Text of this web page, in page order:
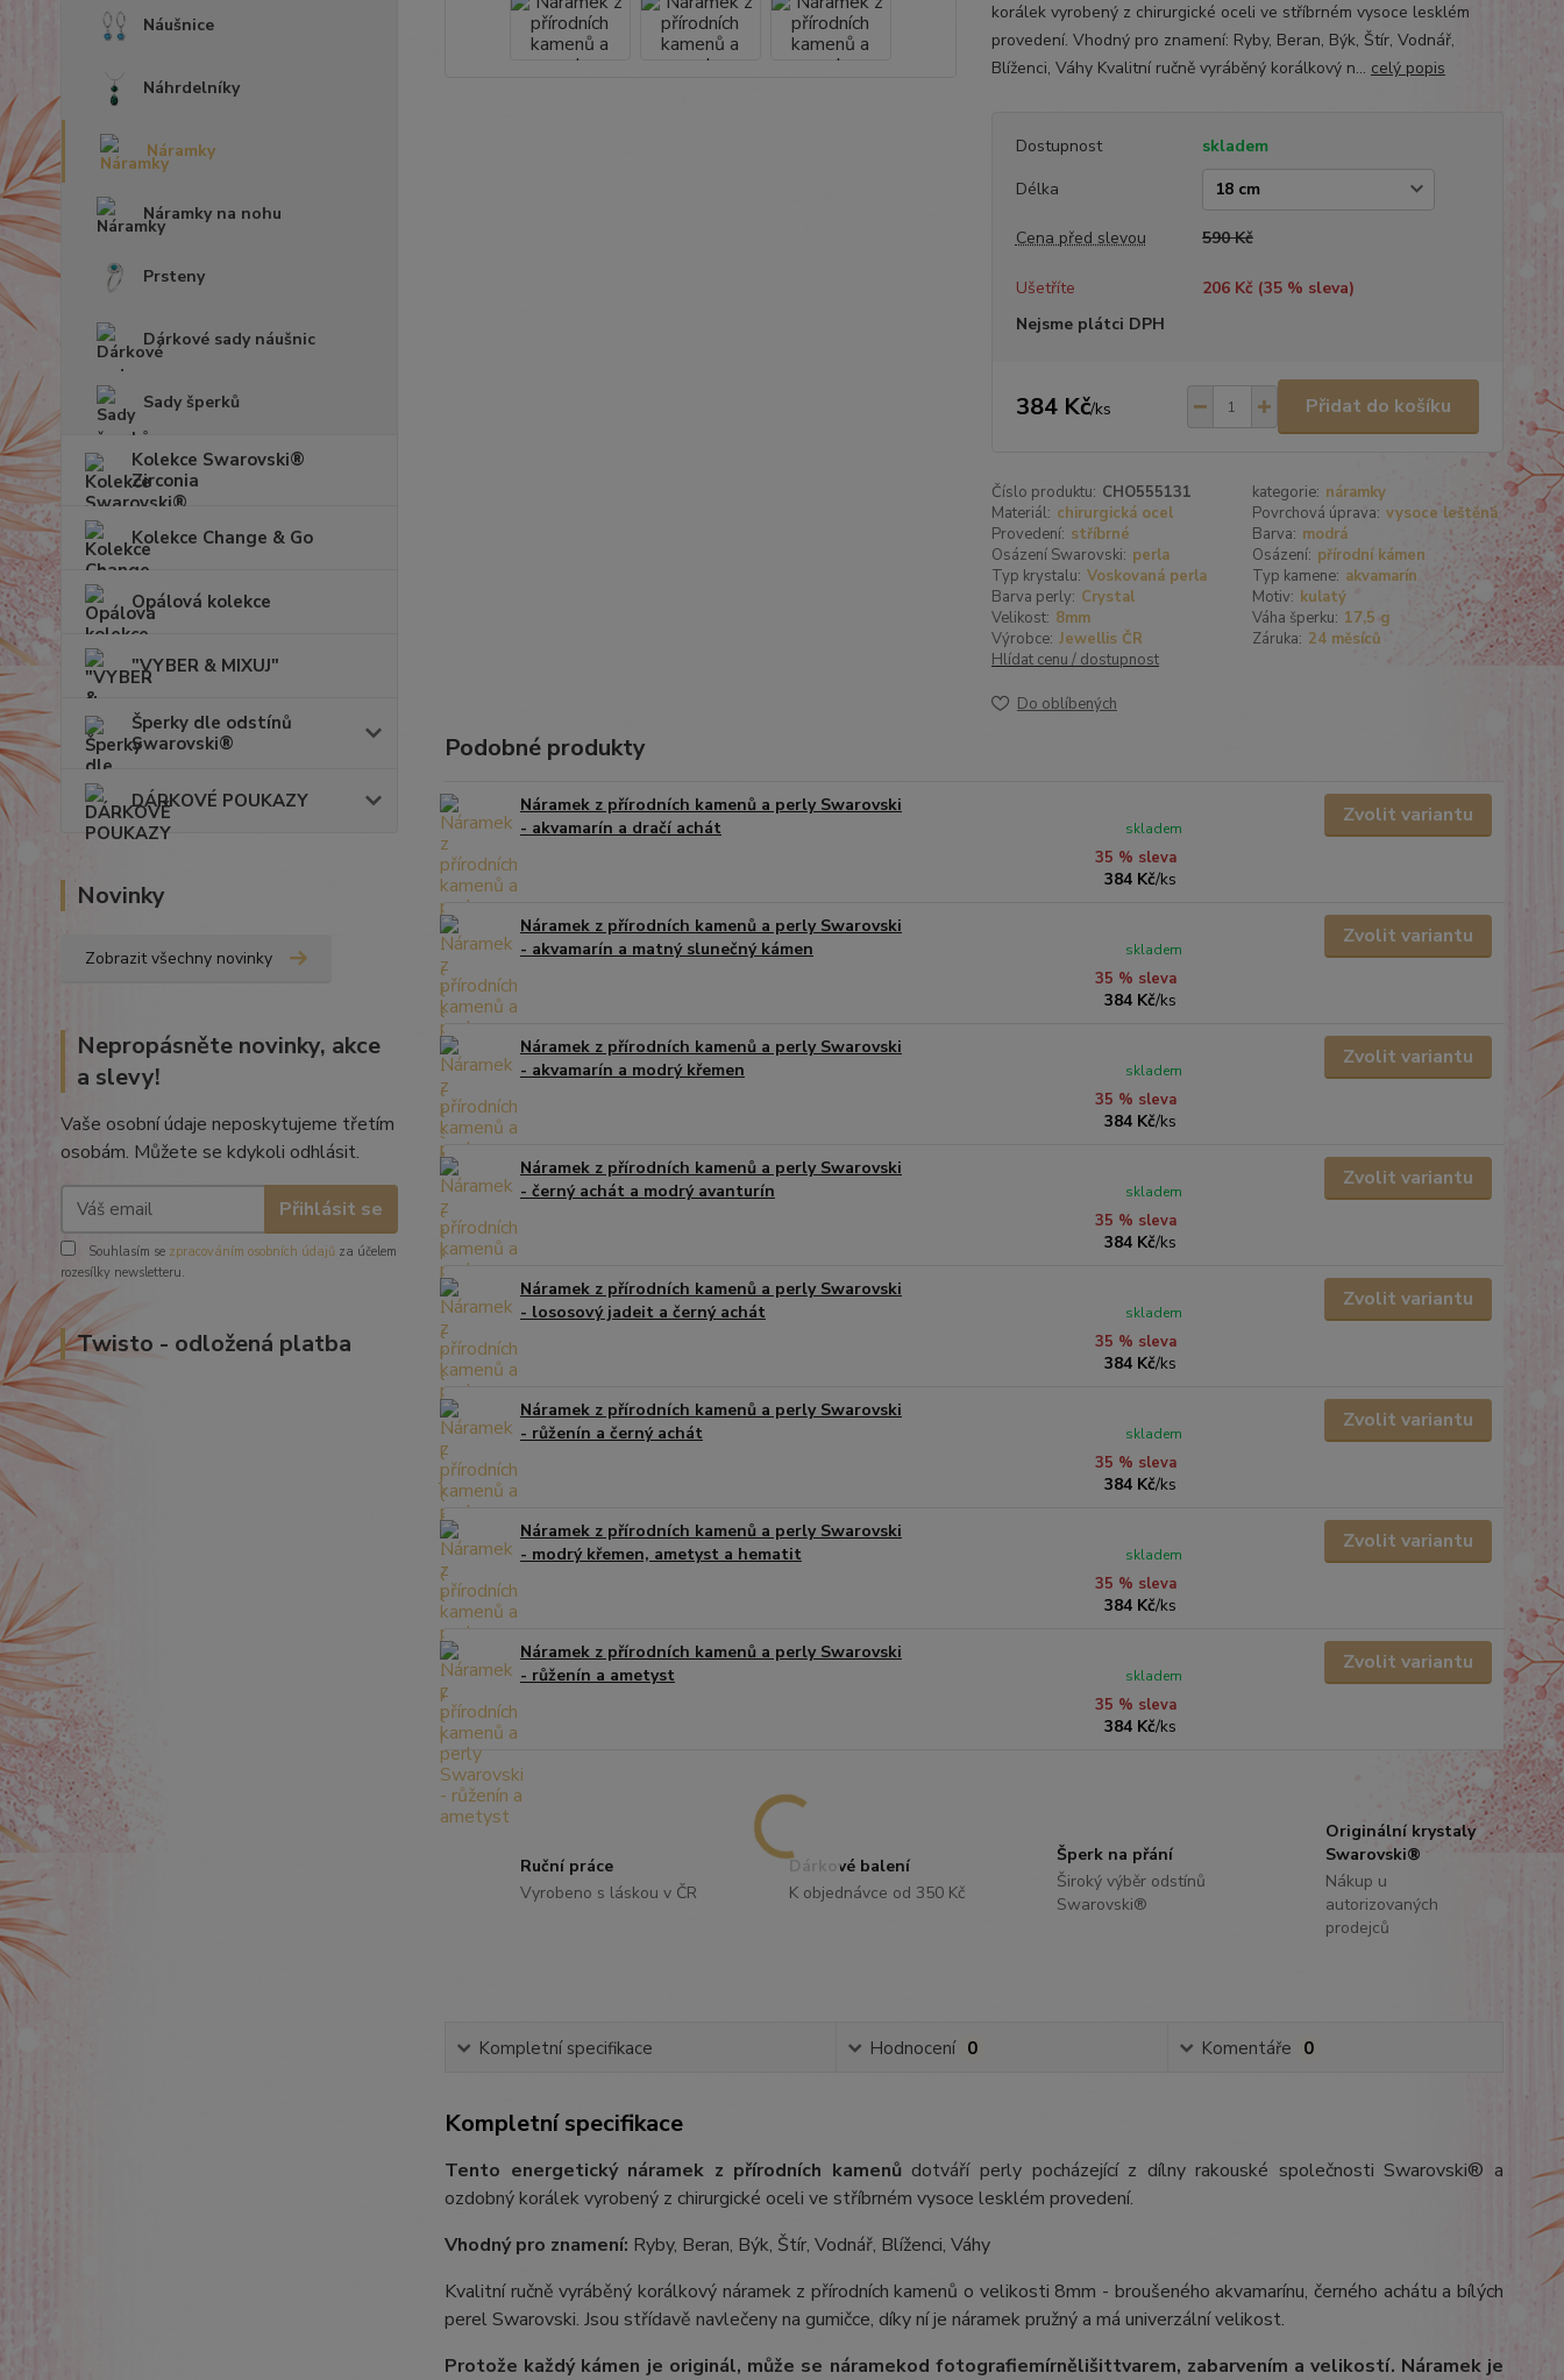
Náušnice
Náhrdelníky
Náramky
Náramky na nohu
Prsteny
Dárkové sady náušnic
Sady šperků
Kolekce Swarovski®
Zirconia
Kolekce Change & Go
Opálová kolekce
"VYBER & MIXUJ"
Šperky dle odstínů
Swarovski®
DÁRKOVÉ POUKAZY
Novinky
Zobrazit všechny novinky
Nepropásněte novinky, akce
a slevy!
Vaše osobní údaje neposkytujeme třetím
osobám. Můžete se kdykoli odhlásit.
Přihlásit se
Souhlasím se zpracováním osobních údajů za účelem
rozesílky newsletteru.
Twisto - odložená platba
korálek vyrobený z chirurgické oceli ve stříbrném vysoce lesklém
provedení. Vhodný pro znamení: Ryby, Beran, Býk, Štír, Vodnář,
Blíženci, Váhy Kvalitní ručně vyráběný korálkový n... celý popis
Dostupnost
skladem
Délka
Cena před slevou 590 Kč
Ušetříte 206 Kč (35% sleva)
Nejsme plátci DPH
384 Kč/ks Přidat do košíku
Číslo produktu: CHO555131 kategorie: náramky
Materiál: chirurgická ocel Povrchová úprava: vysoce leštěná
Provedení: stříbrné Barva: modrá
Osázení Swarovski: perla Osázení: přírodní kámen
Typ krystalu: Voskovaná perla Typ kamene: akvamarín
Barva perly: Crystal Motiv: kulatý
Velikost: 8mm Váha šperku: 17,5 g
Výrobce: Jewellis ČR Záruka: 24 měsíců
Hlídat cenu / dostupnost
Do oblíbených
Podobné produkty
Náramek z přírodních kamenů a perly Swarovski
- akvamarín a dračí achát
35 % sleva
384 Kč/ks
skladem
Zvolit variantu
Náramek z přírodních kamenů a perly Swarovski
- akvamarín a matný slunečný kámen
35 % sleva
384 Kč/ks
skladem
Zvolit variantu
Náramek z přírodních kamenů a perly Swarovski
- akvamarín a modrý křemen
35 % sleva
384 Kč/ks
skladem
Zvolit variantu
Náramek z přírodních kamenů a perly Swarovski
- černý achát a modrý avanturín
35 % sleva
384 Kč/ks
skladem
Zvolit variantu
Náramek z přírodních kamenů a perly Swarovski
- lososový jadeit a černý achát
35 % sleva
384 Kč/ks
skladem
Zvolit variantu
Náramek z přírodních kamenů a perly Swarovski
- růženín a černý achát
35 % sleva
384 Kč/ks
skladem
Zvolit variantu
Náramek z přírodních kamenů a perly Swarovski
- modrý křemen, ametyst a hematit
35 % sleva
384 Kč/ks
skladem
Zvolit variantu
Náramek z přírodních kamenů a perly Swarovski
- růženín a ametyst
35 % sleva
384 Kč/ks
skladem
Zvolit variantu
Ruční práce
Vyrobeno s láskou v ČR
Dárkové balení
K objednávce od 350 Kč
Šperk na přání
Široký výběr odstínů
Swarovski®
Originální krystaly
Swarovski®
Nákup u
autorizovaných
prodejců
Kompletní specifikace Hodnocení 0 Komentáře 0
Kompletní specifikace
Tento energetický náramek z přírodních kamenů dotváří perly pocházející z dílny rakouské společnosti Swarovski® a
ozdobný korálek vyrobený z chirurgické oceli ve stříbrném vysoce lesklém provedení.
Vhodný pro znamení: Ryby, Beran, Býk, Štír, Vodnář, Blíženci, Váhy
Kvalitní ručně vyráběný korálkový náramek z přírodních kamenů o velikosti 8mm - broušeného akvamarínu, černého achátu a bílých
perel Swarovski. Jsou střídavě navlečeny na gumičce, díky ní je náramek pružný a má univerzální velikost.
Protože každý kámen je originál, může se náramekod fotografiemírnělišittvarem, zabarvením a velikostí. Náramek je